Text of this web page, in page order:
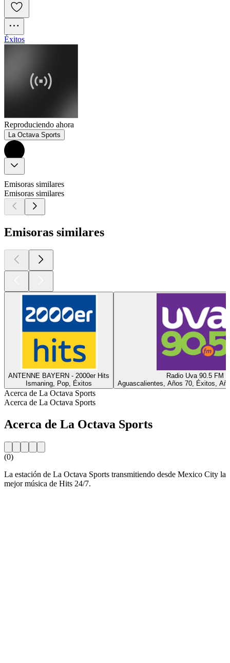
Éxitos
Reproduciendo ahora
La Octava Sports
Emisoras similares
Emisoras similares
Emisoras similares
ANTENNE BAYERN - 2000er Hits
Ismaning, Pop, Éxitos
Radio Uva 90.5 FM
Aguascalientes, Años 70, Éxitos,
Acerca de La Octava Sports
Acerca de La Octava Sports
Acerca de La Octava Sports
(0)
La estación de La Octava Sports transmitiendo desde Mexico City la
mejor música de Hits 24/7.